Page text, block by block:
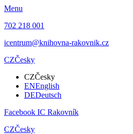
Menu
702 218 001
icentrum@knihovna-rakovnik.cz
CZČesky
CZČesky
ENEnglish
DEDeutsch
Facebook IC Rakovník
CZČesky